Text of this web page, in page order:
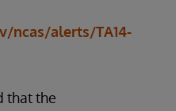
ncas/alerts/TA14-
that the